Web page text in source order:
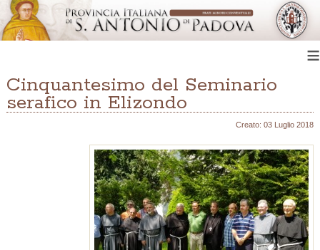
≡
Cinquantesimo del Seminario
serafico in Elizondo
Creato: 03 Luglio 2018